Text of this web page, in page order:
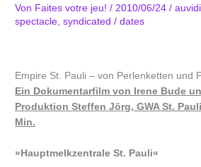
Von Faites votre jeu!/ 2010/06/24/
spectacle ,syndicated /dates
Empire St. Pauli – von Perlenketten und
Ein Dokumentarfilm von Irene Bude
Produktion Steffen Jörg, GWA St.
Min.
»Hauptmelkzentrale St. Pauli«